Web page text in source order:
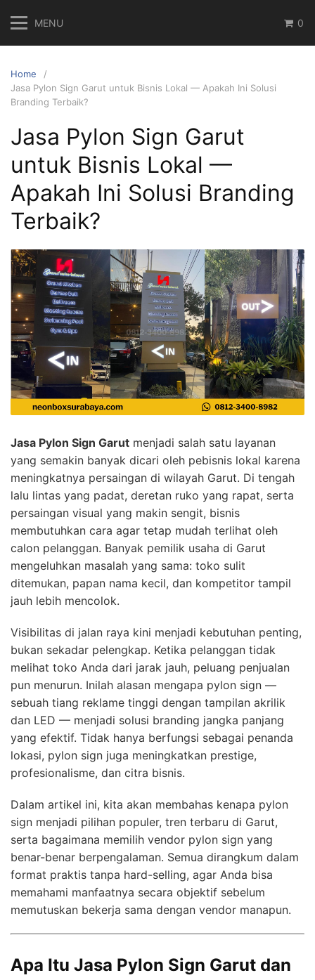
content
MENU 0
Home
Jasa Pylon Sign Garut untuk Bisnis Lokal — Apakah Ini Solusi
Branding Terbaik?
Jasa Pylon Sign Garut
untuk Bisnis Lokal —
Apakah Ini Solusi Branding
Terbaik?
Jasa Pylon Sign Garut menjadi salah satu layanan
yang semakin banyak dicari oleh pebisnis lokal karena
meningkatnya persaingan di wilayah Garut. Di tengah
lalu lintas yang padat, deretan ruko yang rapat, serta
persaingan visual yang makin sengit, bisnis
membutuhkan cara agar tetap mudah terlihat oleh
calon pelanggan. Banyak pemilik usaha di Garut
mengeluhkan masalah yang sama: toko sulit
ditemukan, papan nama kecil, dan kompetitor tampil
jauh lebih mencolok.
Visibilitas di jalan raya kini menjadi kebutuhan penting,
bukan sekadar pelengkap. Ketika pelanggan tidak
melihat toko Anda dari jarak jauh, peluang penjualan
pun menurun. Inilah alasan mengapa pylon sign —
sebuah tiang reklame tinggi dengan tampilan akrilik
dan LED — menjadi solusi branding jangka panjang
yang efektif. Tidak hanya berfungsi sebagai penanda
lokasi, pylon sign juga meningkatkan prestige,
profesionalisme, dan citra bisnis.
Dalam artikel ini, kita akan membahas kenapa pylon
sign menjadi pilihan populer, tren terbaru di Garut,
serta bagaimana memilih vendor pylon sign yang
benar-benar berpengalaman. Semua dirangkum dalam
format praktis tanpa hard-selling, agar Anda bisa
memahami manfaatnya secara objektif sebelum
memutuskan bekerja sama dengan vendor manapun.
Apa Itu Jasa Pylon Sign Garut dan